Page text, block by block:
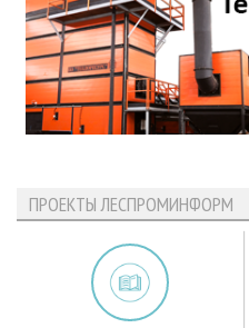
ПРОЕКТЫ ЛЕСПРОМИНФОРМ